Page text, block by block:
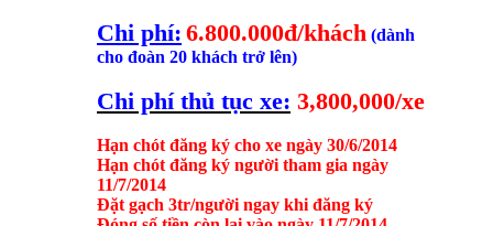
Chi phí: 6.800.000đ/khách (dành
cho đoàn 20 khách trở lên)
Chi phí thủ tục xe: 3,800,000/xe
Hạn chót đăng ký cho xe ngày 30/6/2014
Hạn chót đăng ký người tham gia ngày
11/7/2014
Đặt gạch 3tr/người ngay khi đăng ký